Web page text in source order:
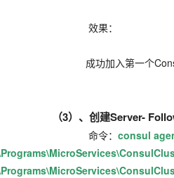
果：
功加入第一个Consul服
（3）、创建Server-
令： consul